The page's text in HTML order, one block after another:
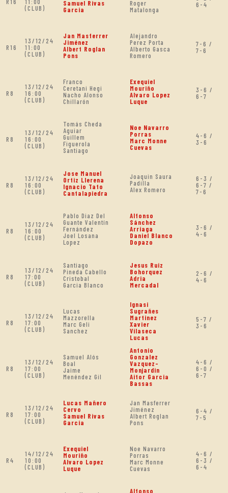
(CLUB)
Samuel Rivas
Garcia
Roger
Matalonga
6-4
R16
13/12/24
11:00
(CLUB)
Jan Masferrer
Jiménez
Albert Roglan
Pons
Alejandro
Perez Porta
Alberto Gasca
Romero
7-6 /
7-6
R8
13/12/24
16:00
(CLUB)
Franco
Ceretani Hegi
Nacho Alonso
Chillarón
Exequiel
Mouriño
Alvaro Lopez
Luque
3-6 /
6-7
R8
13/12/24
16:00
(CLUB)
Tomás Cheda
Aguiar
Guillem
Figuerola
Santiago
Noe Navarro
Porras
Marc Monne
Cuevas
4-6 /
3-6
R8
13/12/24
16:00
(CLUB)
Jose Manuel
Ortiz Llerena
Ignacio Tato
Cantalapiedra
Joaquin Saura
Padilla
Alex Romero
6-3 /
6-7 /
7-6
R8
13/12/24
16:00
(CLUB)
Pablo Diaz Del
Guante Valentín
Fernández
Joel Losana
Lopez
Alfonso
Sánchez
Arriaga
Daniel Blanco
Dopazo
3-6 /
4-6
R8
13/12/24
17:00
(CLUB)
Santiago
Pineda Cabello
Cristobal
Garcia Blanco
Jesus Ruiz
Bohorquez
Adria
Mercadal
2-6 /
4-6
R8
13/12/24
17:00
(CLUB)
Lucas
Mazzorella
Marc Geli
Sanchez
Ignasi
Sugrañes
Martinez
Xavier
Vilaseca
Lucas
5-7 /
3-6
R8
13/12/24
17:00
(CLUB)
Samuel Alós
Boal
Jaime
Menéndez Gil
Antonio
Gonzalez
Vazquez-
Monjardin
Aitor Garcia
Bassas
4-6 /
6-0 /
6-7
R8
13/12/24
17:00
(CLUB)
Lucas Mañero
Cervo
Samuel Rivas
Garcia
Jan Masferrer
Jiménez
Albert Roglan
Pons
6-4 /
7-5
R4
14/12/24
10:00
(CLUB)
Exequiel
Mouriño
Alvaro Lopez
Luque
Noe Navarro
Porras
Marc Monne
Cuevas
4-6 /
6-3 /
6-4
Alfonso